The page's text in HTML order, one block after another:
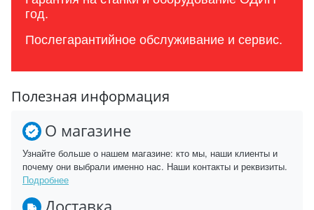
год.
Послегарантийное обслуживание и сервис.
Полезная информация
О магазине
Узнайте больше о нашем магазине: кто мы, наши клиенты и
почему они выбрали именно нас. Наши контакты и реквизиты.
Подробнее